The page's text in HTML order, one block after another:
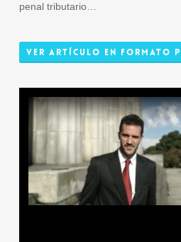
penal tributario…
Ver Artículo en Formato